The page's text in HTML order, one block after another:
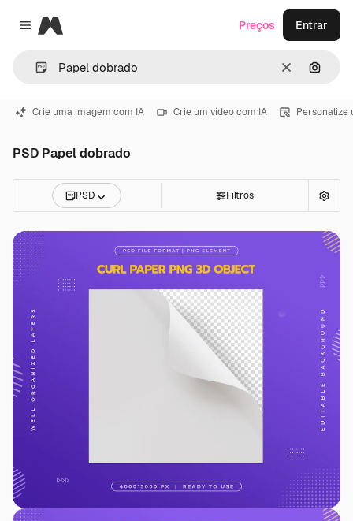
Close menu
Magnific
Limpar
Preços Entrar
Crie uma imagem com IA Crie um vídeo com IA Personalize
PSD Papel dobrado
PSD Filtros